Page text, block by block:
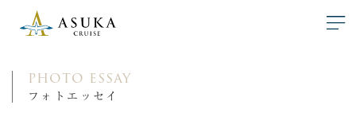
photo essay
フォトエッセイ